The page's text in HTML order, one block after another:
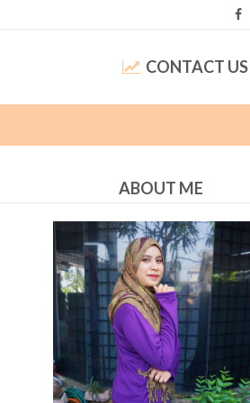
CONTACT US
ABOUT ME